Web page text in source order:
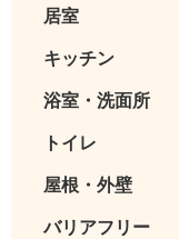
居室
キッチン
浴室・洗面所
トイレ
屋根・外壁
バリアフリー